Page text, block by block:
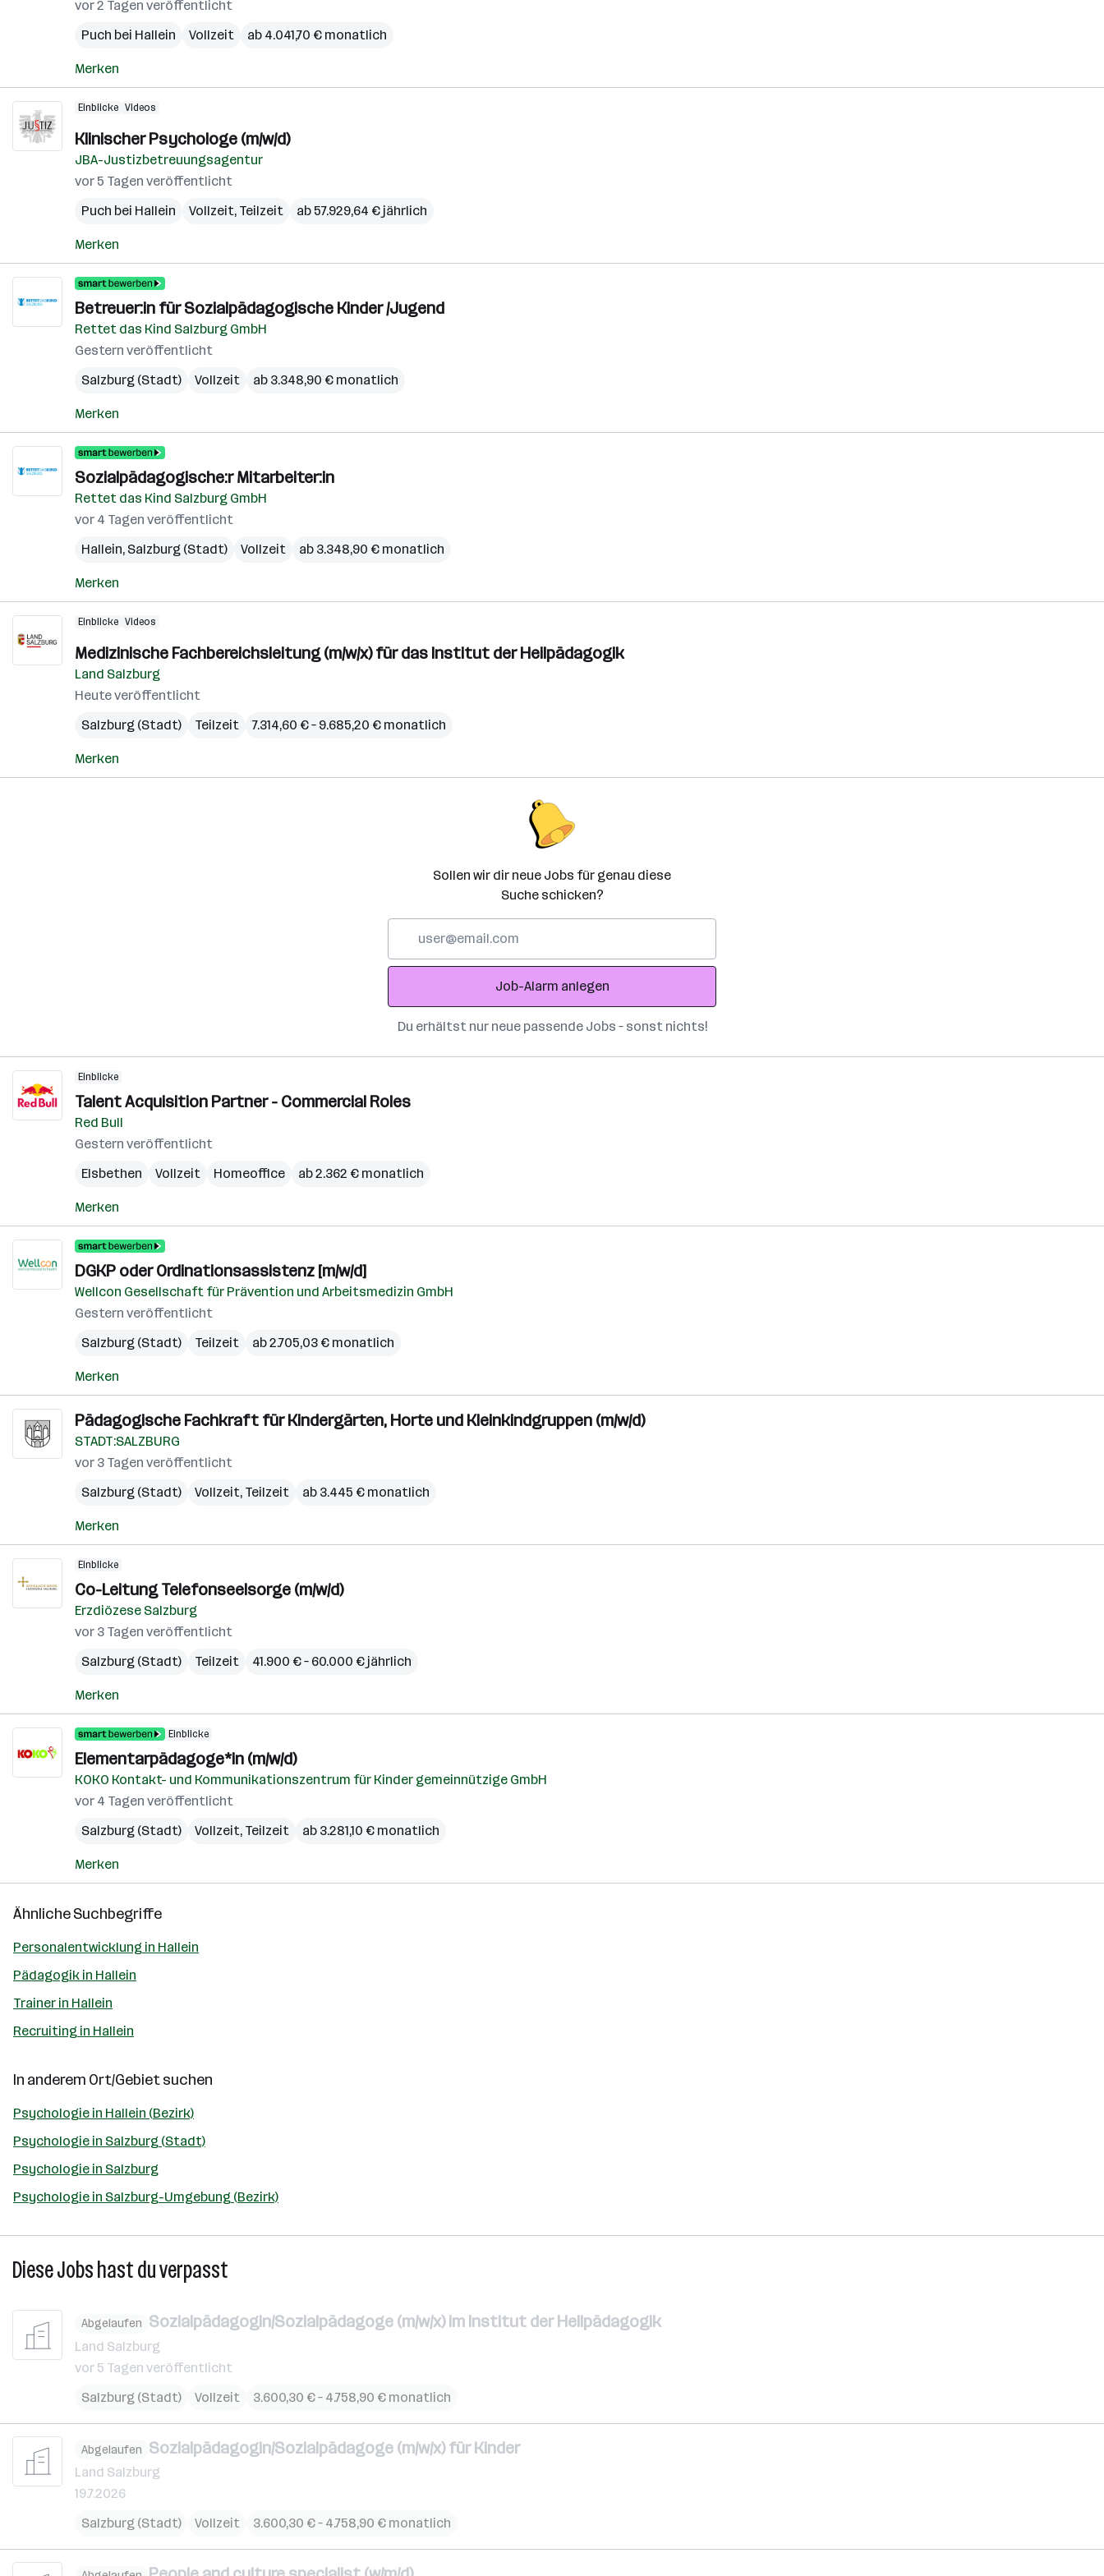
vor 2 Tagen veröffentlicht
Puch bei Hallein
Vollzeit ab 4.041,70 € monatlich
Merken
Einblicke Videos
Klinischer Psychologe (m/w/d)
JBA-Justizbetreuungsagentur
vor 5 Tagen veröffentlicht
Puch bei Hallein
Vollzeit, Teilzeit ab 57.929,64 € jährlich
Merken
Betreuer:in für Sozialpädagogische Kinder /Jugend
Rettet das Kind Salzburg GmbH
Gestern veröffentlicht
Salzburg (Stadt)
Vollzeit ab 3.348,90 € monatlich
Merken
Sozialpädagogische:r Mitarbeiter:in
Rettet das Kind Salzburg GmbH
vor 4 Tagen veröffentlicht
Hallein, Salzburg (Stadt) Vollzeit ab 3.348,90 € monatlich
Merken
Einblicke Videos
Medizinische Fachbereichsleitung (m/w/x) für das Institut der Heilpädagogik
Land Salzburg
Heute veröffentlicht
Salzburg (Stadt)
Teilzeit 7.314,60 € – 9.685,20 € monatlich
Merken
Sollen wir dir neue Jobs für genau diese
Suche schicken?
Adresse
Job-Alarm anlegen
Du erhältst nur neue passende Jobs – sonst nichts!
Einblicke
Talent Acquisition Partner - Commercial Roles
Red Bull
Gestern veröffentlicht
Elsbethen
Vollzeit Homeoffice ab 2.362 € monatlich
Merken
DGKP oder Ordinationsassistenz [m/w/d]
Wellcon Gesellschaft für Prävention und Arbeitsmedizin GmbH
Gestern veröffentlicht
Salzburg (Stadt)
Teilzeit ab 2.705,03 € monatlich
Merken
Pädagogische Fachkraft für Kindergärten, Horte und Kleinkindgruppen (m/w/d)
STADT:SALZBURG
vor 3 Tagen veröffentlicht
Salzburg (Stadt)
Vollzeit, Teilzeit ab 3.445 € monatlich
Merken
Einblicke
Co-Leitung Telefonseelsorge (m/w/d)
Erzdiözese Salzburg
vor 3 Tagen veröffentlicht
Salzburg (Stadt)
Teilzeit 41.900 € – 60.000 € jährlich
Merken
Einblicke
Elementarpädagoge*in (m/w/d)
KOKO Kontakt- und Kommunikationszentrum für Kinder gemeinnützige GmbH
vor 4 Tagen veröffentlicht
Salzburg (Stadt)
Vollzeit, Teilzeit ab 3.281,10 € monatlich
Merken
Ähnliche Suchbegriffe
Personalentwicklung in Hallein
Pädagogik in Hallein
Trainer in Hallein
Recruiting in Hallein
In anderem Ort/Gebiet suchen
Psychologie in Hallein (Bezirk)
Psychologie in Salzburg (Stadt)
Psychologie in Salzburg
Psychologie in Salzburg-Umgebung (Bezirk)
Diese Jobs hast du verpasst
Abgelaufen Sozialpädagogin/Sozialpädagoge (m/w/x) im Institut der Heilpädagogik
Land Salzburg
vor 5 Tagen veröffentlicht
Salzburg (Stadt)
Vollzeit 3.600,30 € – 4.758,90 € monatlich
Abgelaufen Sozialpädagogin/Sozialpädagoge (m/w/x) für Kinder
Land Salzburg
19.7.2026
Salzburg (Stadt)
Vollzeit 3.600,30 € – 4.758,90 € monatlich